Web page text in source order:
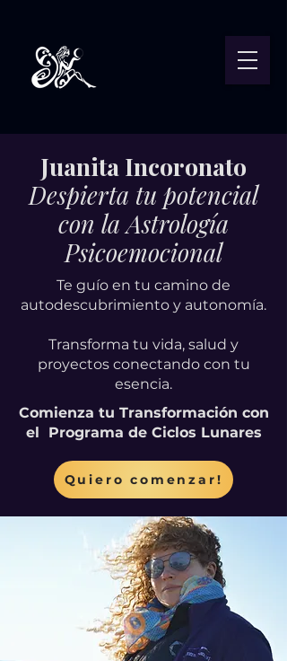
Juanita Incoronato
Despierta tu potencial
con la Astrología
Psicoemocional
Te guío en tu camino de
autodescubrimiento y autonomía.
Transforma tu vida, salud y
proyectos conectando con tu
esencia.
Comienza tu Transformación con
el Programa de Ciclos Lunares
Quiero comenzar!